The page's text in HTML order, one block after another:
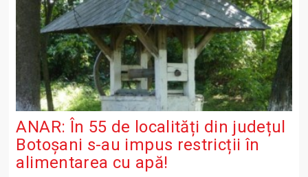
ANAR: În 55 de localități din județul
Botoșani s-au impus restricții în
alimentarea cu apă!